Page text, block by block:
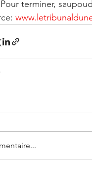
Pour terminer,